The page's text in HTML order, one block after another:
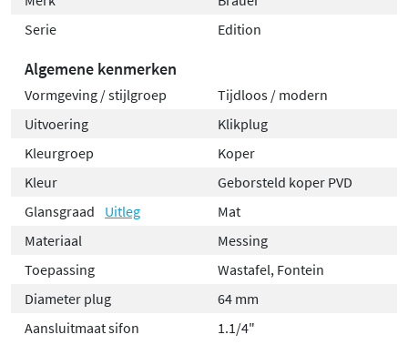
wat zorgt voor een lange levensduur en betrouwbare
1/4") past bij de meeste lavabo's en sifons. Dankzij het
tijdloze en hedendaagse design passen de pluggen
perfect in elke badkamerstijl.
Serie
Edition
Algemene kenmerken
Vormgeving / stijlgroep
Tijdloos / modern
Uitvoering
Klikplug
Kleurgroep
Koper
Kleur
Geborsteld koper PVD
Glansgraad
Uitleg
Mat
Materiaal
Messing
Toepassing
Wastafel, Fontein
Diameter plug
64 mm
Aansluitmaat sifon
1.1/4"